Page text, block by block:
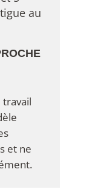
au
travail
et ne